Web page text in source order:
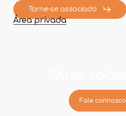
Torne-se associado
Área privada
Fale connosco